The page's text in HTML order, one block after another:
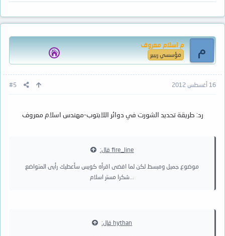
م م اسلام معروف
مؤسسي ريبير
16 أغسطس 2012 #5
رد: طريقة تحديد الشورت في دوائر اللابتوب-مهندس اسلام معروف
fire_line قال:
موضوع جميل ومبسط لكن لما افضى اقرأه كويس سأعطيك رأيى المتواضع
...شكرا مستر اسلام
hythan قال: